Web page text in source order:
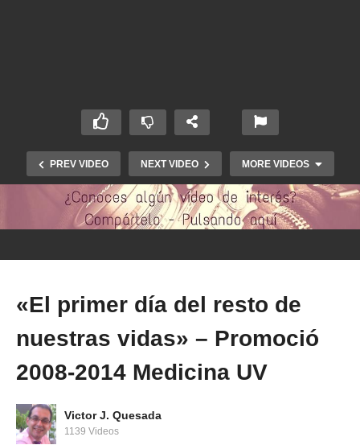
PREV VIDEO NEXT VIDEO MORE VIDEOS
120 RAZONES POR LAS QUE ESTUDIAR
CÁDIZ
«El primer día del resto de
nuestras vidas» – Promoció
2008-2014 Medicina UV
Victor J. Quesada
1139 Videos